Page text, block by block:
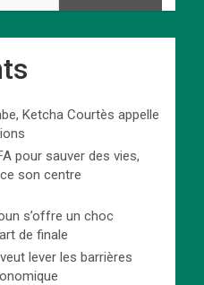
Ketcha Courtès appelle
pour sauver des vies,
son centre
s’offre un choc
de finale
lever les barrières